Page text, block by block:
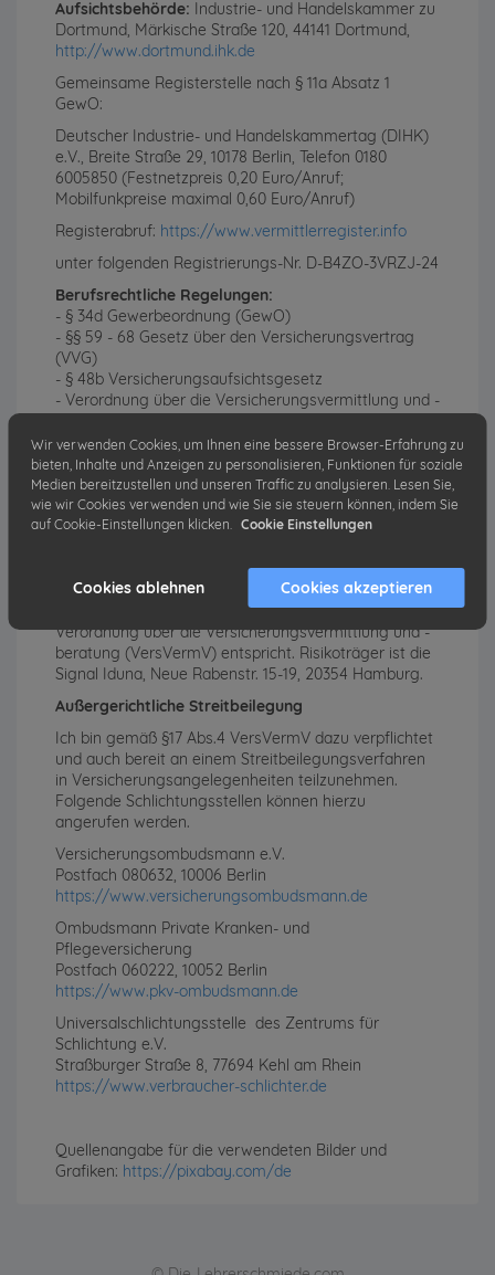
Aufsichtsbehörde: Industrie- und Handelskammer zu
Dortmund, Märkische Straße 120, 44141 Dortmund,
http://www.dortmund.ihk.de
Gemeinsame Registerstelle nach § 11a Absatz 1
GewO:
Deutscher Industrie- und Handelskammertag (DIHK)
e.V., Breite Straße 29, 10178 Berlin, Telefon 0180
6005850 (Festnetzpreis 0,20 Euro/Anruf;
Mobilfunkpreise maximal 0,60 Euro/Anruf)
Registerabruf: https://www.vermittlerregister.info
unter folgenden Registrierungs-Nr. D-B4ZO-3VRZJ-24
Berufsrechtliche Regelungen:
- § 34d Gewerbeordnung (GewO)
- §§ 59 - 68 Gesetz über den Versicherungsvertrag
(VVG)
- § 48b Versicherungsaufsichtsgesetz
- Verordnung über die Versicherungsvermittlung und -
Die berufsrechtlichen Regelungen können über die
vom Bundesministerium der Justiz und von der juris
GmbH betriebenen Homepagehttps://www.gesetze-
im-internet.deeingesehen und abgerufen werden.
Vermögensschadenhaftpflicht
Vermögensschadenhaftpflichtversicherung, die in der
Höhe die Mindestanforderungen des §9 der
Verordnung über die Versicherungsvermittlung und -
beratung (VersVermV) entspricht. Risikoträger ist die
Signal Iduna, Neue Rabenstr. 15-19, 20354 Hamburg.
Außergerichtliche Streitbeilegung
Ich bin gemäß §17 Abs.4 VersVermV dazu verpflichtet
und auch bereit an einem Streitbeilegungsverfahren
in Versicherungsangelegenheiten teilzunehmen.
Folgende Schlichtungsstellen können hierzu
angerufen werden.
Versicherungsombudsmann e.V.
Postfach 080632, 10006 Berlin
https://www.versicherungsombudsmann.de
Ombudsmann Private Kranken- und
Pflegeversicherung
Postfach 060222, 10052 Berlin
https://www.pkv-ombudsmann.de
Universalschlichtungsstelle des Zentrums für
Schlichtung e.V.
Straßburger Straße 8, 77694 Kehl am Rhein
https://www.verbraucher-schlichter.de
Quellenangabe für die verwendeten Bilder und
Grafiken: https://pixabay.com/de
Wir verwenden Cookies, um Ihnen eine bessere Browser-Erfahrung zu
bieten, Inhalte und Anzeigen zu personalisieren, Funktionen für soziale
Medien bereitzustellen und unseren Traffic zu analysieren. Lesen Sie,
wie wir Cookies verwenden und wie Sie sie steuern können, indem Sie
auf Cookie-Einstellungen klicken.
Cookie Einstellungen
Cookies ablehnen Cookies akzeptieren